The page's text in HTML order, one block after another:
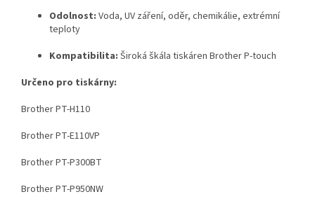
Odolnost: Voda, UV záření, oděr, chemikálie, extrémní
teploty
Kompatibilita: Široká škála tiskáren Brother P-touch
Určeno pro tiskárny:
Brother PT-H110
Brother PT-E110VP
Brother PT-P300BT
Brother PT-P950NW